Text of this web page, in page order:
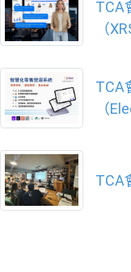
TCA
（
TCA
（
TCA